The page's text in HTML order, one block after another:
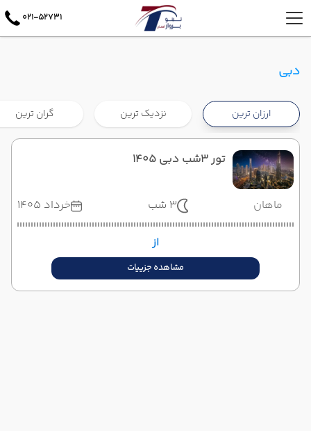
021-52731
دبی
ارزان ترین نزدیک ترین گران ترین
تور 3شب دبی 1405
ماهان 3 شب خرداد 1405
از
مشاهده جزییات